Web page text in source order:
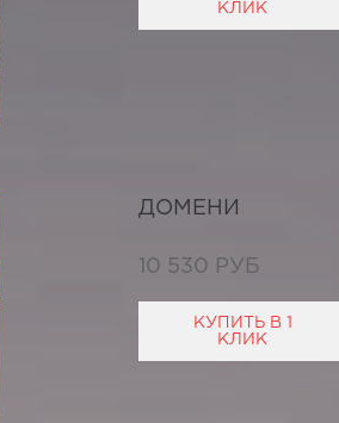
КЛИК
ДОМЕНИ
10 530 РУБ
КУПИТЬ В 1
КЛИК